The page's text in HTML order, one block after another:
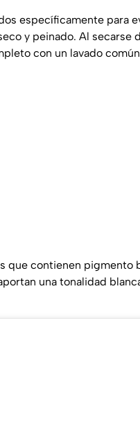
específicamente para
y peinado. Al secarse
con un lavado
que contienen pigmento
una tonalidad